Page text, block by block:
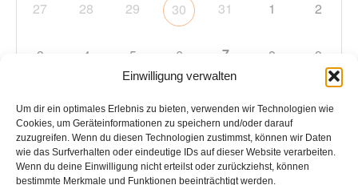
Einwilligung verwalten
Um dir ein optimales Erlebnis zu bieten, verwenden wir Technologien wie
Cookies, um Geräteinformationen zu speichern und/oder darauf
zuzugreifen. Wenn du diesen Technologien zustimmst, können wir Daten
wie das Surfverhalten oder eindeutige IDs auf dieser Website verarbeiten.
Wenn du deine Einwilligung nicht erteilst oder zurückziehst, können
bestimmte Merkmale und Funktionen beeinträchtigt werden.
27 28 29 30 31 1 2
3 4 5 6 7 8 9
10 11 12 13 14 15
17 18 19 20 21 22 23